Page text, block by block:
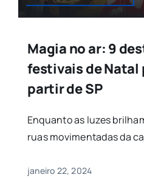
Magia no ar: 9
festivais de Natal
partir de SP
Enquanto as luzes
ruas movimentadas da
janeiro 22, 2024